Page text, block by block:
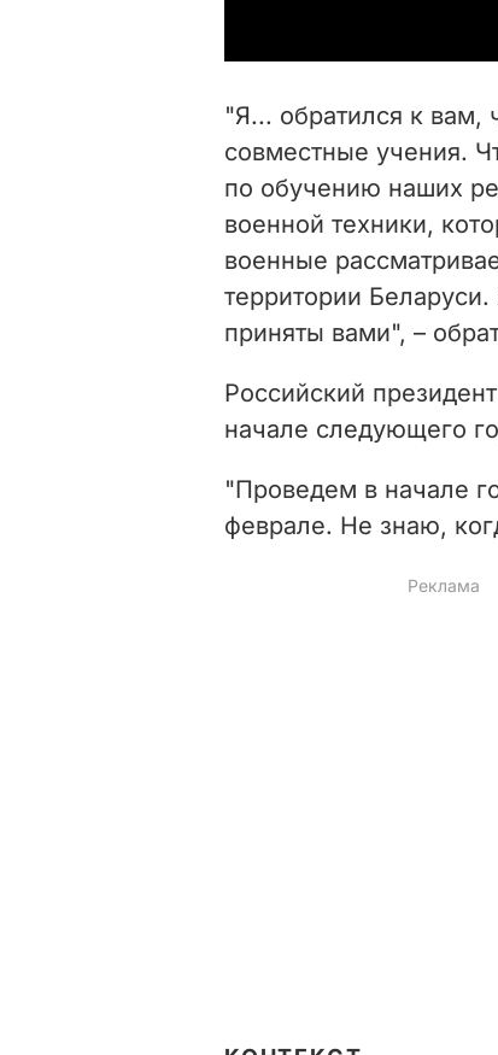
"Я... обратился к вам,
совместные учения.
по обучению наших
военной техники,
военные
территории
приняты вами", –
Российский
начале следующего
"Проведем в начале
феврале. Не знаю,